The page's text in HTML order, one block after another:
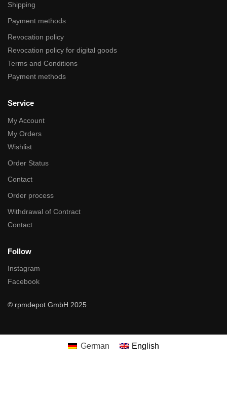
Shipping
Payment methods
Revocation policy
Revocation policy for digital goods
Terms and Conditions
Payment methods
Service
My Account
My Orders
Wishlist
Order Status
Contact
Order process
Withdrawal of Contract
Contact
Follow
Instagram
Facebook
© rpmdepot GmbH 2025
German English